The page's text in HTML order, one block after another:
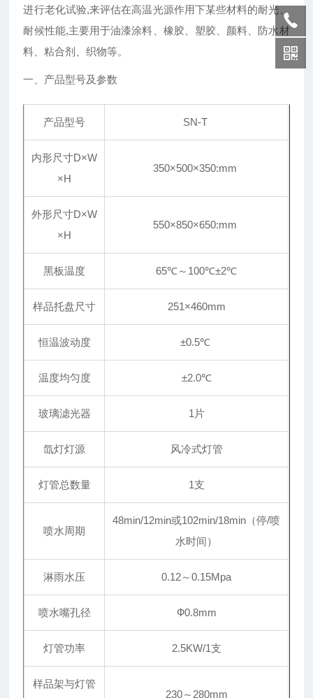
进行老化试验,来评估在高温光源作用下某些材料的耐光、
耐候性能,主要用于油漆涂料、橡胶、塑胶、颜料、防水材
料、粘合剂、织物等。
一、产品型号及参数
产品型号 SN-T
内形尺寸D×W
×H
350×500×350:mm
外形尺寸D×W
×H
550×850×650:mm
黑板温度 65℃～100℃±2℃
样品托盘尺寸 251×460mm
恒温波动度 ±0.5℃
温度均匀度 ±2.0℃
玻璃滤光器 1片
氙灯灯源 风冷式灯管
灯管总数量 1支
喷水周期
48min/12min或102min/18min（停/喷
水时间）
淋雨水压 0.12～0.15Mpa
喷水嘴孔径 Ф0.8mm
灯管功率 2.5KW/1支
样品架与灯管
230～280mm